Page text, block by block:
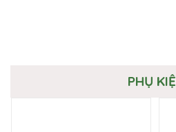
PHỤ